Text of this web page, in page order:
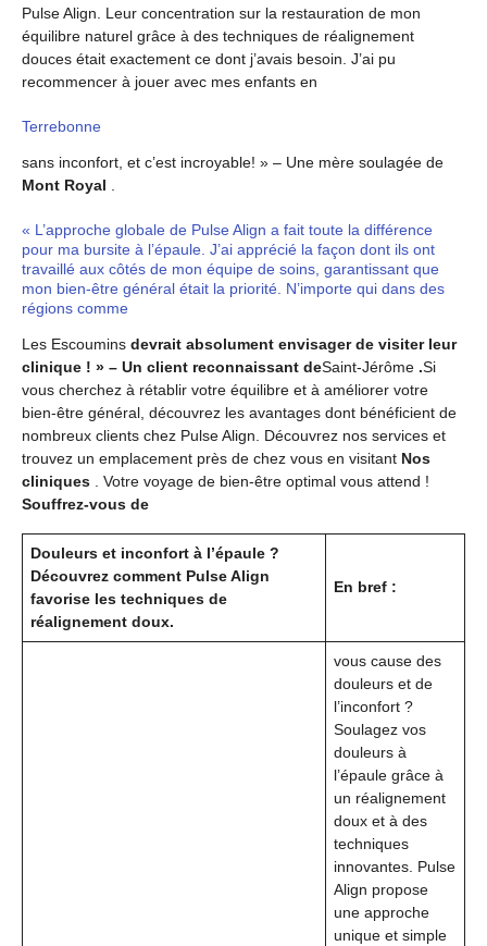
Pulse Align. Leur concentration sur la restauration de mon
équilibre naturel grâce à des techniques de réalignement
douces était exactement ce dont j’avais besoin. J’ai pu
recommencer à jouer avec mes enfants en
Terrebonne
sans inconfort, et c’est incroyable! » – Une mère soulagée de
Mont Royal
« L’approche globale de Pulse Align a fait toute la différence
pour ma bursite à l’épaule. J’ai apprécié la façon dont ils ont
travaillé aux côtés de mon équipe de soins, garantissant que
mon bien-être général était la priorité. N’importe qui dans des
régions comme
Les Escoumins devrait absolument envisager de visiter leur
clinique ! » – Un client reconnaissant deSaint-Jérôme .Si
vous cherchez à rétablir votre équilibre et à améliorer votre
bien-être général, découvrez les avantages dont bénéficient de
nombreux clients chez Pulse Align. Découvrez nos services et
trouvez un emplacement près de chez vous en visitant Nos
cliniques . Votre voyage de bien-être optimal vous attend !
Souffrez-vous de
Douleurs et inconfort à l’épaule ?
Découvrez comment Pulse Align
favorise les techniques de
réalignement doux.
En bref :
vous cause des
douleurs et de
l’inconfort ?
Soulagez vos
douleurs à
l’épaule grâce à
un réalignement
doux et à des
techniques
innovantes. Pulse
Align propose
une approche
unique et simple